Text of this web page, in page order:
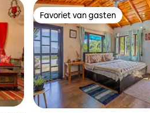
Favoriet van gasten
Favoriet van gasten